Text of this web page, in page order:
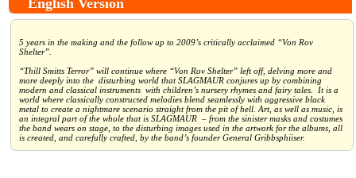
5 years in the making and the follow up to 2009’s critically acclaimed “Von Rov
Shelter”.
“Thill Smitts Terror” will continue where “Von Rov Shelter” left off, delving more and
more deeply into the disturbing world that SLAGMAUR conjures up by combining
modern and classical instruments with children’s nursery rhymes and fairy tales. It is a
world where classically constructed melodies blend seamlessly with aggressive black
metal to create a nightmare scenario straight from the pit of hell. Art, as well as music, is
an integral part of the whole that is SLAGMAUR – from the sinister masks and costumes
the band wears on stage, to the disturbing images used in the artwork for the albums, all
is created, and carefully crafted, by the band’s founder General Gribbsphiiser.